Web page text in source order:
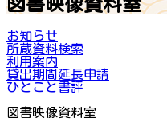
図書映像資料室
お知らせ
所蔵資料検索
利用案内
貸出期間延長申請
ひとこと書評
図書映像資料室